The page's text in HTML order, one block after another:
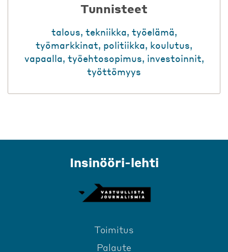
Tunnisteet
talous, tekniikka, työelämä,
työmarkkinat, politiikka, koulutus,
vapaalla, työehtosopimus, investoinnit,
työttömyys
Insinööri-lehti
Toimitus
Palaute